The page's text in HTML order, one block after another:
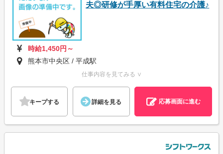
夫◎研修が手厚い有料住宅の介護♪
時給1,450円～
熊本市中央区 / 平成駅
仕事内容を見てみる ∨
キープする 詳細を見る 応募画面に進む